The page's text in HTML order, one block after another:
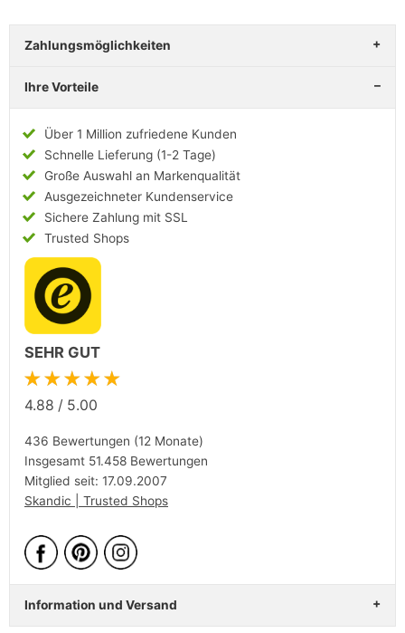
Zahlungsmöglichkeiten
Ihre Vorteile
Über 1 Million zufriedene Kunden
Schnelle Lieferung (1-2 Tage)
Große Auswahl an Markenqualität
Ausgezeichneter Kundenservice
Sichere Zahlung mit SSL
Trusted Shops
SEHR GUT
★★★★★
4.88 / 5.00
436 Bewertungen (12 Monate)
Insgesamt 51.458 Bewertungen
Mitglied seit: 17.09.2007
Skandic | Trusted Shops
Information und Versand